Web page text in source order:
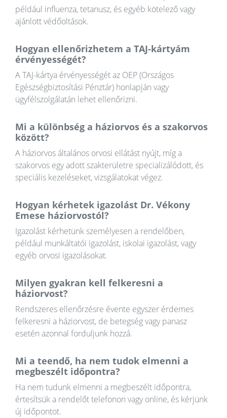
például influenza, tetanusz, és egyéb kötelező vagy
ajánlott védőoltások.
Hogyan ellenőrizhetem a TAJ-kártyám
érvényességét?
A TAJ-kártya érvényességét az OEP (Országos
Egészségbiztosítási Pénztár) honlapján vagy
ügyfélszolgálatán lehet ellenőrizni.
Mi a különbség a háziorvos és a szakorvos
között?
A háziorvos általános orvosi ellátást nyújt, míg a
szakorvos egy adott szakterületre specializálódott, és
speciális kezeléseket, vizsgálatokat végez.
Hogyan kérhetek igazolást Dr. Vékony
Emese háziorvostól?
Igazolást kérhetünk személyesen a rendelőben,
például munkáltatói igazolást, iskolai igazolást, vagy
egyéb orvosi igazolásokat.
Milyen gyakran kell felkeresni a
háziorvost?
Rendszeres ellenőrzésre évente egyszer érdemes
felkeresni a háziorvost, de betegség vagy panasz
esetén azonnal forduljunk hozzá.
Mi a teendő, ha nem tudok elmenni a
megbeszélt időpontra?
Ha nem tudunk elmenni a megbeszélt időpontra,
értesítsük a rendelőt telefonon vagy online, és kérjünk
új időpontot.